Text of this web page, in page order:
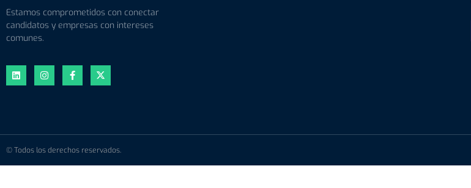
Estamos comprometidos con conectar
candidatos y empresas con intereses
comunes.
© Todos los derechos reservados.